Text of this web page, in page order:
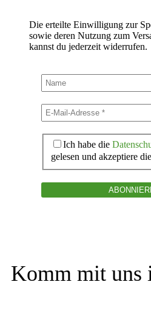
Die erteilte Einwil­ligung zur
sowie deren Nutzung zum
kannst du jederzeit wider­rufen.
Ich habe die
gelesen und akzep­tiere
Komm mit uns